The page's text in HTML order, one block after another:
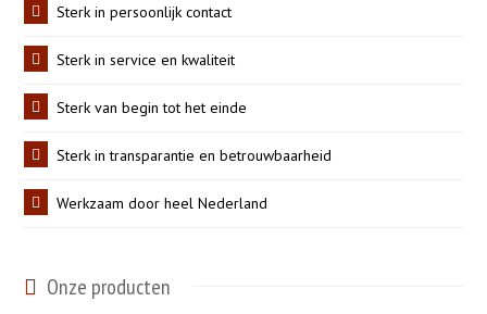
Sterk in persoonlijk contact
Sterk in service en kwaliteit
Sterk van begin tot het einde
Sterk in transparantie en betrouwbaarheid
Werkzaam door heel Nederland
Onze producten